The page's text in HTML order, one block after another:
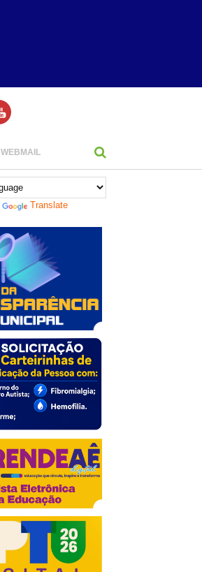
WEBMAIL
Translate